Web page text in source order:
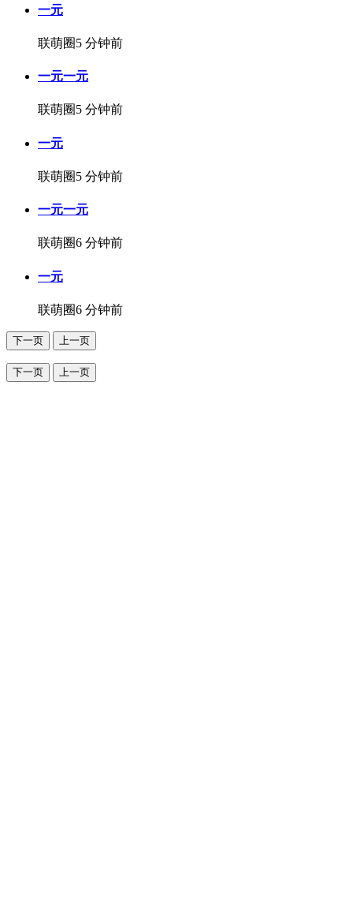
一元
联萌圈5 分钟前
一元一元
联萌圈5 分钟前
一元
联萌圈5 分钟前
一元一元
联萌圈6 分钟前
一元
联萌圈6 分钟前
下一页 上一页
下一页 上一页